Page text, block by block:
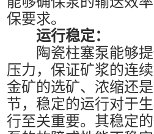
保要求。
运行稳定：
陶瓷柱塞泵能够提
压力，保证矿浆的连
金矿的选矿、浓缩还
节，稳定的运行对于
行至关重要。其稳定